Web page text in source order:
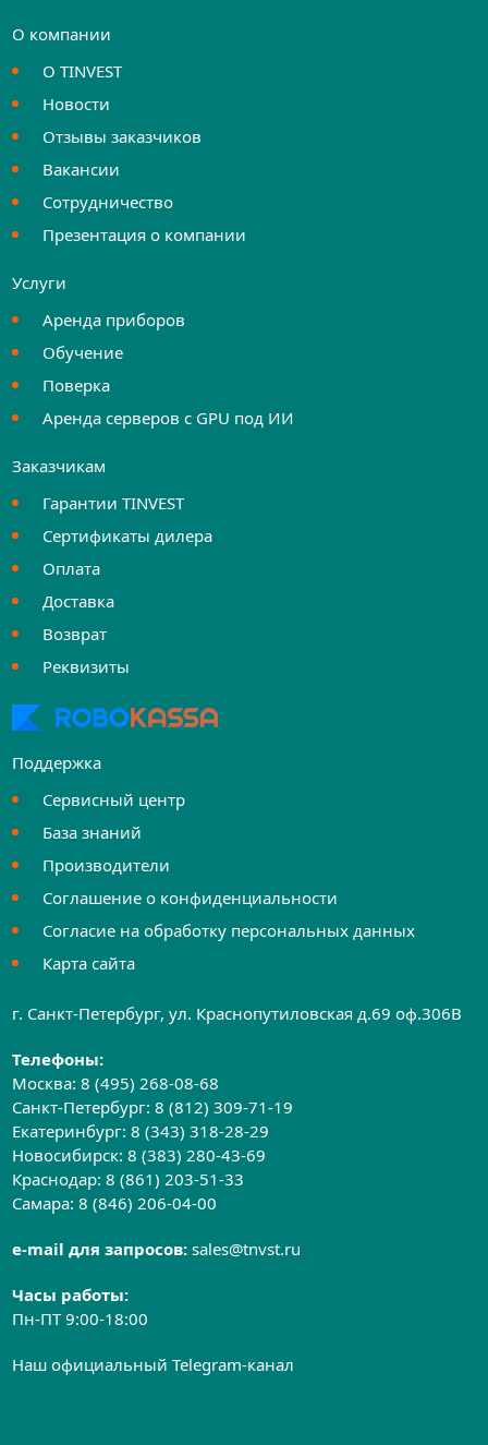
О компании
О TINVEST
Новости
Отзывы заказчиков
Вакансии
Сотрудничество
Презентация о компании
Услуги
Аренда приборов
Обучение
Поверка
Аренда серверов с GPU под ИИ
Заказчикам
Гарантии TINVEST
Сертификаты дилера
Оплата
Доставка
Возврат
Реквизиты
Поддержка
Сервисный центр
База знаний
Производители
Соглашение о конфиденциальности
Согласие на обработку персональных данных
Карта сайта
г. Санкт-Петербург, ул. Краснопутиловская д.69 оф.306B
Телефоны:
Москва:8 (495) 268-08-68
Санкт-Петербург:8 (812) 309-71-19
Екатеринбург:8 (343) 318-28-29
Новосибирск:8 (383) 280-43-69
Краснодар:8 (861) 203-51-33
Самара:8 (846) 206-04-00
e-mail для запросов:sales@tnvst.ru
Часы работы:
Пн-ПТ 9:00-18:00
Наш официальный Telegram-канал